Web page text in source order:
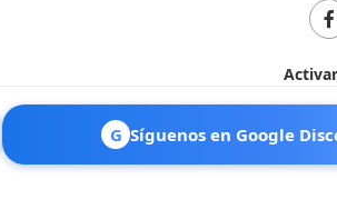
G Síguenos en Google